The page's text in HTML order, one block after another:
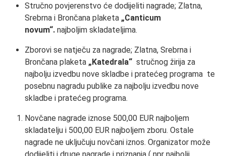
Stručno povjerenstvo će dodijeliti nagrade; Zlatna,
Srebrna i Brončana plaketa „Canticum
novum“. najboljim skladateljima.
Zborovi se natječu za nagrade; Zlatna, Srebrna i
Brončana plaketa „Katedrala“ stručnog žirija za
najbolju izvedbu nove skladbe i pratećeg programa te
posebnu nagradu publike za najbolju izvedbu nove
skladbe i pratećeg programa.
Novčane nagrade iznose 500,00 EUR najboljem
skladatelju i 500,00 EUR najboljem zboru. Ostale
nagrade ne uključuju novčani iznos. Organizator može
dodijeliti i druge nagrade i priznanja ( npr najbolji